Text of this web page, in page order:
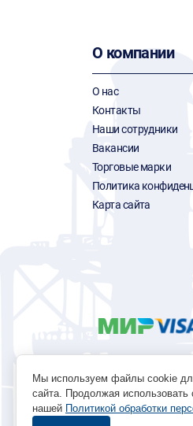
О компании
О нас
Контакты
Наши сотрудники
Вакансии
Торговые марки
Политика
Карта сайта
Политика
Мы используем файлы cookie
сайта. Продолжая использовать
нашей Политикой обработки